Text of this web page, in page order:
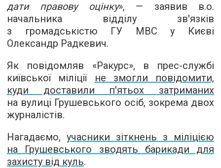
дати правову оцінку», — заявив в.о.
начальника відділу зв'язків
з громадськістю ГУ МВС у Києві
Олександр Радкевич.
Як повідомляв «Ракурс», в прес-службі
київської міліції
не змогли повідомити,
куди доставили п'ятьох затриманих
на вулиці Грушевського осіб, зокрема двох
журналістів.
Нагадаємо, учасники зіткнень з міліцією
на Грушевського зводять барикади для
захисту від куль.